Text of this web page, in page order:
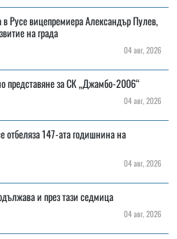
Русе вицепремиера Александър Пулев,
на града
04 авг, 2026
представяне за СК „Джамбо-2006“
04 авг, 2026
отбеляза 147-ата годишнина на
04 авг, 2026
и през тази седмица
04 авг, 2026